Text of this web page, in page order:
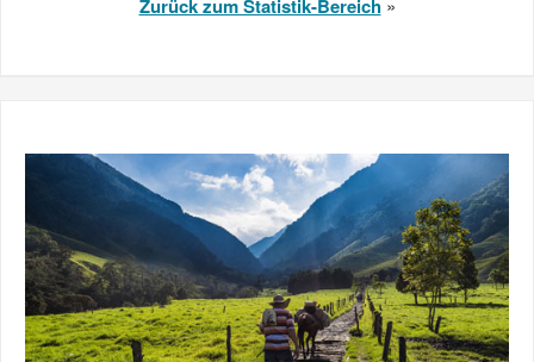
Zurück zum Statistik-Bereich»